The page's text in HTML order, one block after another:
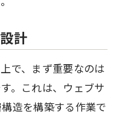
計
で、まず重要なのは
。これは、ウェブサ
造を構築する作業で